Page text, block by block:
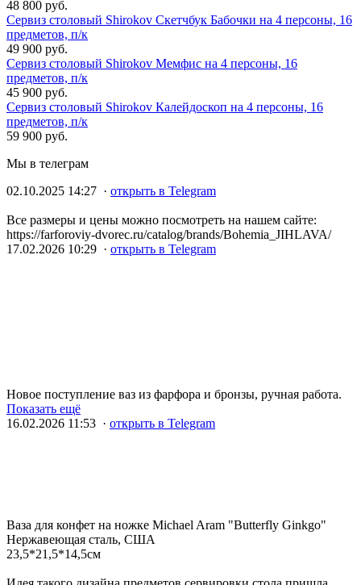
48 800 руб.
Сервиз столовый Shirokov Скетчбук Бабочки на 4 персоны, 16
предметов, п/к
49 900 руб.
Сервиз столовый Shirokov Мемфис на 4 персоны, 16
предметов, п/к
45 900 руб.
Сервиз столовый Shirokov Калейдоскоп на 4 персоны, 16
предметов, п/к
59 900 руб.
Мы в телеграм
02.10.2025 14:27 · открыть в Telegram
Все размеры и цены можно посмотреть на нашем сайте:
https://farforoviy-dvorec.ru/catalog/brands/Bohemia_JIHLAVA/
17.02.2026 10:29 · открыть в Telegram
Новое поступление ваз из фарфора и бронзы, ручная работа.
Показать ещё
16.02.2026 11:53 · открыть в Telegram
Ваза для конфет на ножке Michael Aram "Butterfly Ginkgo"
Нержавеющая сталь, США
23,5*21,5*14,5см